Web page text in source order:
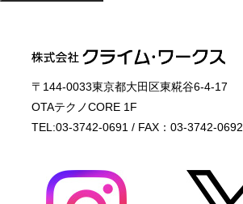
〒144-0033東京都大田区東糀谷6-4-17
OTAテクノCORE 1F
TEL:03-3742-0691 / FAX：03-3742-0692